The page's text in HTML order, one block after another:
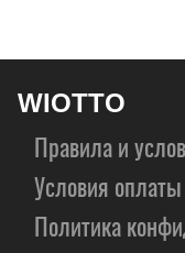
WIOTTO
Правила и
Условия оплаты
Политика